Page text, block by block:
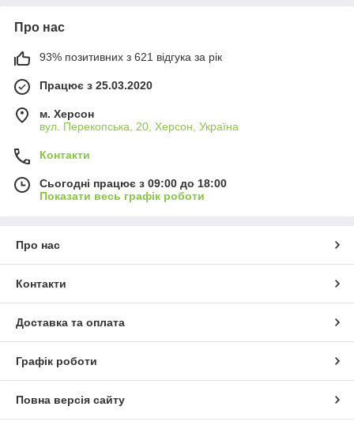
Про нас
93% позитивних з 621 відгука за рік
Працює з 25.03.2020
м. Херсон
вул. Перекопська, 20, Херсон, Україна
Контакти
Сьогодні працює з 09:00 до 18:00
Показати весь графік роботи
Про нас
Контакти
Доставка та оплата
Графік роботи
Повна версія сайту